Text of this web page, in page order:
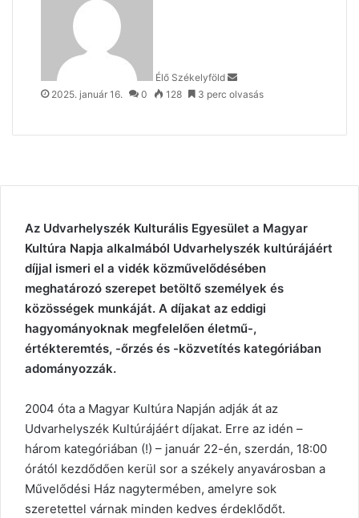
Élő Székelyföld
2025. január 16. 0 128 3 perc olvasás
Az Udvarhelyszék Kulturális Egyesület a Magyar
Kultúra Napja alkalmából Udvarhelyszék kultúrájáért
díjjal ismeri el a vidék közművelődésében
meghatározó szerepet betöltő személyek és
közösségek munkáját. A díjakat az eddigi
hagyományoknak megfelelően életmű-,
értékteremtés, -őrzés és -közvetítés kategóriában
adományozzák.
2004 óta a Magyar Kultúra Napján adják át az
Udvarhelyszék Kultúrájáért díjakat. Erre az idén –
három kategóriában (!) – január 22-én, szerdán, 18:00
órától kezdődően kerül sor a székely anyavárosban a
Művelődési Ház nagytermében, amelyre sok
szeretettel várnak minden kedves érdeklődőt.